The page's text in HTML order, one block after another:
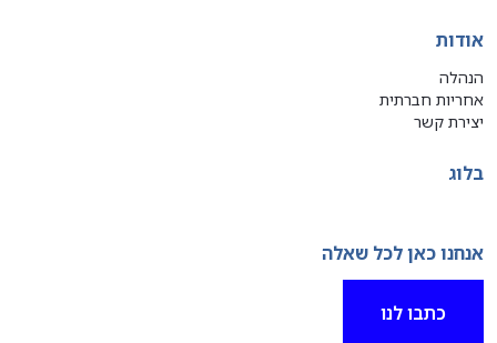
אודות
הנהלה
אחריות חברתית
יצירת קשר
בלוג
אנחנו כאן לכל שאלה
כתבו לנו